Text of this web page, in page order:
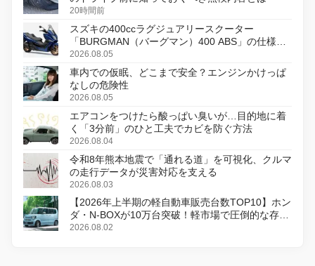
20時間前
スズキの400ccラグジュアリースクーター
「BURGMAN（バーグマン）400 ABS」の仕様を
変更し、8月18日に発売
2026.08.05
車内での仮眠、どこまで安全？エンジンかけっぱ
なしの危険性
2026.08.05
エアコンをつけたら酸っぱい臭いが…目的地に着
く「3分前」のひと工夫でカビを防ぐ方法
2026.08.04
令和8年熊本地震で「通れる道」を可視化、クルマ
の走行データが災害対応を支える
2026.08.03
【2026年上半期の軽自動車販売台数TOP10】ホン
ダ・N-BOXが10万台突破！軽市場で圧倒的な存在
感
2026.08.02